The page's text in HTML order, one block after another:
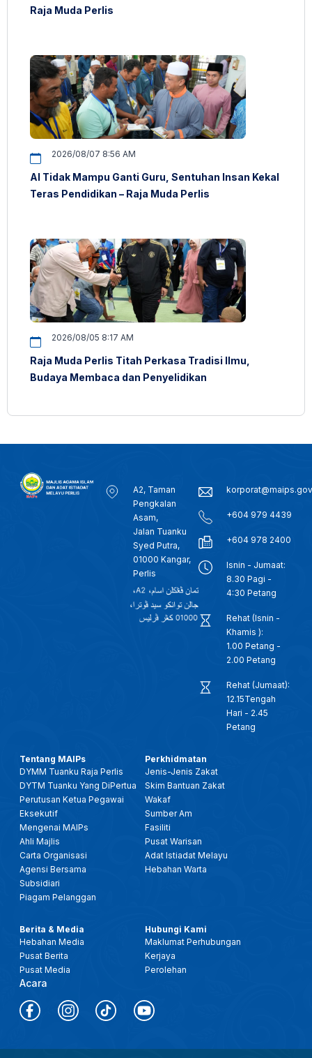
Raja Muda Perlis
2026/08/07 8:56 AM
AI Tidak Mampu Ganti Guru, Sentuhan Insan Kekal
Teras Pendidikan – Raja Muda Perlis
2026/08/05 8:17 AM
Raja Muda Perlis Titah Perkasa Tradisi Ilmu,
Budaya Membaca dan Penyelidikan
A2, Taman
Pengkalan
Asam,
Jalan Tuanku
Syed Putra,
01000 Kangar,
Perlis
+604 979 4439
+604 978 2400
Isnin - Jumaat:
8.30 Pagi -
4:30 Petang
Rehat (Isnin -
Khamis ):
1.00 Petang -
2.00 Petang
Rehat (Jumaat):
12.15Tengah
Hari - 2.45
Petang
Tentang MAIPs
DYMM Tuanku Raja Perlis
DYTM Tuanku Yang DiPertua
Perutusan Ketua Pegawai
Eksekutif
Mengenai MAIPs
Ahli Majlis
Carta Organisasi
Agensi Bersama
Subsidiari
Piagam Pelanggan
Perkhidmatan
Jenis-Jenis Zakat
Skim Bantuan Zakat
Wakaf
Sumber Am
Fasiliti
Pusat Warisan
Adat Istiadat Melayu
Hebahan Warta
Berita & Media
Hebahan Media
Pusat Berita
Pusat Media
Acara
Hubungi Kami
Maklumat Perhubungan
Kerjaya
Perolehan